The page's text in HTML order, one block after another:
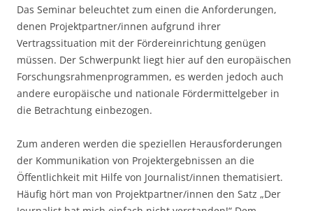
Das Seminar beleuchtet zum einen die Anforderungen,
denen Projektpartner/innen aufgrund ihrer
Vertragssituation mit der Fördereinrichtung genügen
müssen. Der Schwerpunkt liegt hier auf den europäischen
Forschungsrahmenprogrammen, es werden jedoch auch
andere europäische und nationale Fördermittelgeber in
die Betrachtung einbezogen.
Zum anderen werden die speziellen Herausforderungen
der Kommunikation von Projektergebnissen an die
Öffentlichkeit mit Hilfe von Journalist/innen thematisiert.
Häufig hört man von Projektpartner/innen den Satz „Der